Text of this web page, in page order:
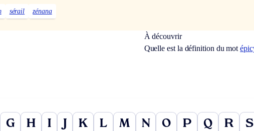
sérail zénana
À découvrir
Quelle est la définition du mot
G H I J K L M N O P Q R S